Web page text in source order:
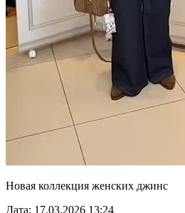
Новая коллекция женских джинс
Дата: 17.03.2026 13:24